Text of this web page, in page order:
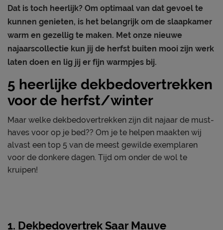
Dat is toch heerlijk? Om optimaal van dat gevoel te
kunnen genieten, is het belangrijk om de slaapkamer
warm en gezellig te maken. Met onze nieuwe
najaarscollectie kun jij de herfst buiten mooi zijn werk
laten doen en lig jij er fijn warmpjes bij.
5 heerlijke dekbedovertrekken
voor de herfst/winter
Maar welke dekbedovertrekken zijn dit najaar de must-
haves voor op je bed?? Om je te helpen maakten wij
alvast een top 5 van de meest gewilde exemplaren
voor de donkere dagen. Tijd om onder de wol te
kruipen!
1. Dekbedovertrek Saar Mauve